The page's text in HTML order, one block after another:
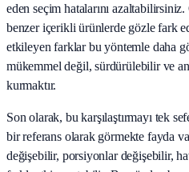
eden seçim hatalarını
benzer içerikli ürünlerde gözle fark
etkileyen farklar bu yöntemle daha
mükemmel değil, sürdürülebilir ve
kurmaktır.
Son olarak, bu karşılaştırmayı tek
bir referans olarak görmekte fayda
değişebilir, porsiyonlar değişebilir,